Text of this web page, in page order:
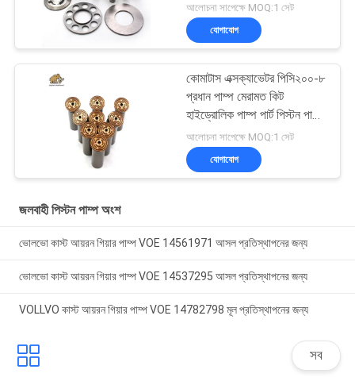
আলোচনা সাপেক্ষে MOQ:1 সেট
যোগাযোগ
কোমাটাস এক্সক্যাভেটর পিসি২০০-৮
প্রধান পাম্প মেরামত কিট
হাইড্রোলিক পাম্প পার্ট পিস্টন পাম্প
রক্ষণাবেক্ষণ মেরামতের পরিষেবা
আলোচনা সাপেক্ষে MOQ:1 সেট
যোগাযোগ
জলবাহী পিস্টন পাম্প অংশ
ভোলভো কাস্ট আয়রন গিয়ার পাম্প VOE 14561971 আসল প্রতিস্থাপনের জন্য
ভোলভো কাস্ট আয়রন গিয়ার পাম্প VOE 14537295 আসল প্রতিস্থাপনের জন্য
VOLLVO কাস্ট আয়রন গিয়ার পাম্প VOE 14782798 মূল প্রতিস্থাপনের জন্য
সব